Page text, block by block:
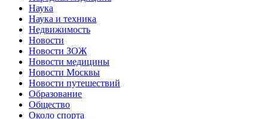
Наука
Наука и техника
Недвижимость
Новости
Новости ЗОЖ
Новости медицины
Новости Москвы
Новости путешествий
Образование
Общество
Около спорта